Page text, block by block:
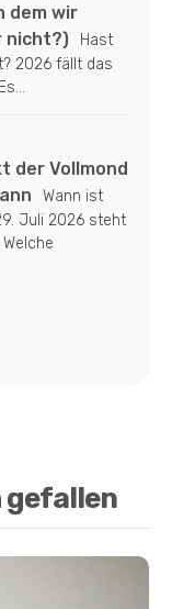
dem wir
nicht?)
Hast
2026 fällt das
der Vollmond
Wann ist
Juli 2026 steht
gefallen